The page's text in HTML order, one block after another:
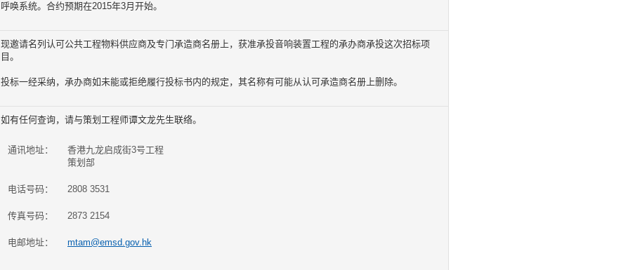
呼唤系统。合约预期在2015年3月开始。
现邀请名列认可公共工程物料供应商及专门承造商名册上，获准承投音响装置工程的承办商承投这次招标项
目。
投标一经采纳，承办商如未能或拒绝履行投标书内的规定，其名称有可能从认可承造商名册上删除。
如有任何查询，请与策划工程师谭文龙先生联络。
通讯地址：
香港九龙启成街3号工程
策划部
电话号码： 2808 3531
传真号码： 2873 2154
电邮地址： mtam@emsd.gov.hk